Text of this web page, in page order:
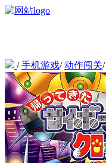
/手机游戏/动作闯关/